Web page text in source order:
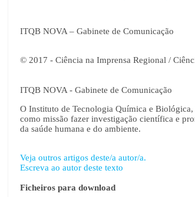
ITQB NOVA – Gabinete de Comunicação
© 2017 - Ciência na Imprensa Regional /
ITQB NOVA - Gabinete de Comunicação
O Instituto de Tecnologia Química e
como missão fazer investigação científica e
da saúde humana e do ambiente.
Veja outros artigos deste/a autor/a.
Escreva ao autor deste texto
Ficheiros para download